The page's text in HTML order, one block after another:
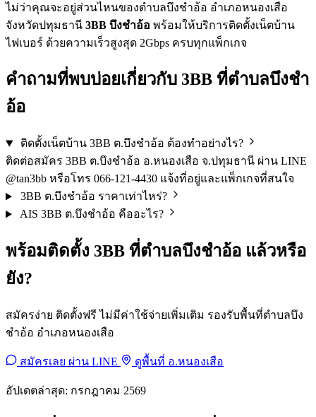
ไม่ว่าคุณจะอยู่ส่วนไหนของตำบลบึงชำอ้อ อำเภอหนองเสือ
จังหวัดปทุมธานี 3BB บึงชำอ้อ พร้อมให้บริการติดตั้งเน็ตบ้าน
ไฟเบอร์ ด้วยความเร็วสูงสุด 2Gbps ครบทุกแพ็กเกจ
คำถามที่พบบ่อยเกี่ยวกับ 3BB ที่ตำบลบึงชำ
อ้อ
ติดตั้งเน็ตบ้าน 3BB ต.บึงชำอ้อ ต้องทำอย่างไร?
ติดต่อสมัคร 3BB ต.บึงชำอ้อ อ.หนองเสือ จ.ปทุมธานี ผ่าน LINE
@tan3bb หรือโทร 066-121-4430 แจ้งที่อยู่และแพ็กเกจที่สนใจ
3BB ต.บึงชำอ้อ ราคาเท่าไหร่?
AIS 3BB ต.บึงชำอ้อ คืออะไร?
พร้อมติดตั้ง 3BB ที่ตำบลบึงชำอ้อ แล้วหรือ
ยัง?
สมัครง่าย ติดตั้งฟรี ไม่มีค่าใช้จ่ายเพิ่มเติม รองรับพื้นที่ตำบลบึง
ชำอ้อ อำเภอหนองเสือ
สมัครเลย ผ่าน LINE ดูพื้นที่ อ.หนองเสือ
อัปเดตล่าสุด: กรกฎาคม 2569